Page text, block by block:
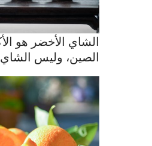
الشاي الأخضر هو
الصين، وليس الشاي